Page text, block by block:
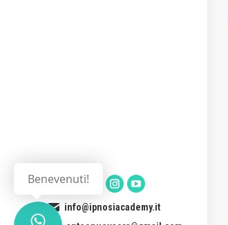
info@ipnosiacademy.it
Benevenuti!